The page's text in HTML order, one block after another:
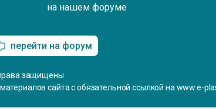
на нашем форуме
перейти на форум
защищены
сайта с обязательной ссылкой на www.e-